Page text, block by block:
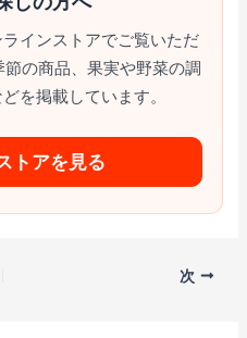
インストアでご覧いただ
の商品、果実や野菜の調
を掲載しています。
トアを見る
次